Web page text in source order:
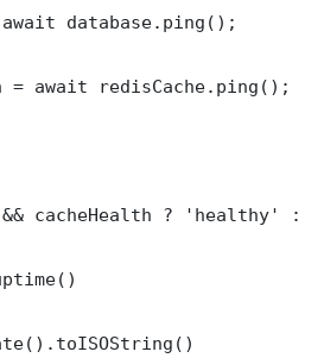
database.ping();
= await redisCache.ping();
cacheHealth ? 'healthy' :